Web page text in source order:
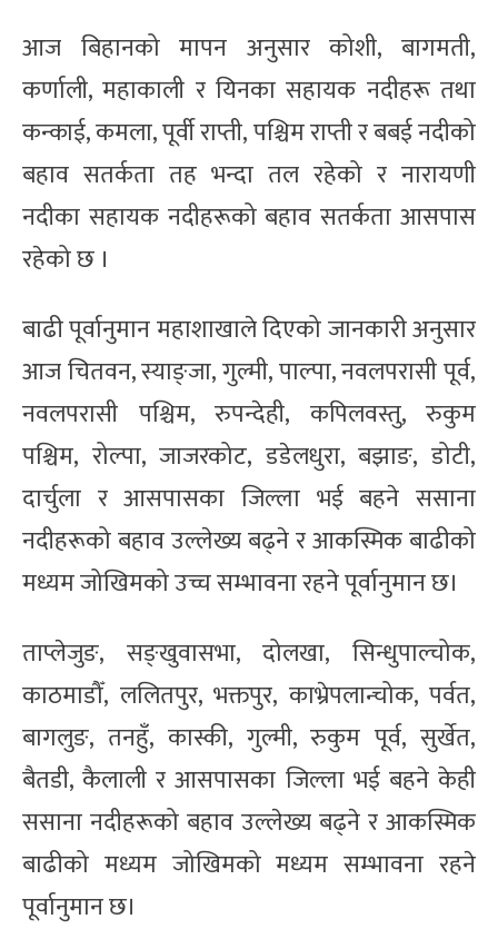
आज बिहानको मापन अनुसार कोशी, बागमती,
कर्णाली, महाकाली र यिनका सहायक नदीहरू तथा
कन्काई, कमला, पूर्वी राप्ती, पश्चिम राप्ती र बबई नदीको
बहाव सतर्कता तह भन्दा तल रहेको र नारायणी
नदीका सहायक नदीहरूको बहाव सतर्कता आसपास
रहेको छ ।
बाढी पूर्वानुमान महाशाखाले दिएको जानकारी अनुसार
आज चितवन, स्याङ्जा, गुल्मी, पाल्पा, नवलपरासी पूर्व,
नवलपरासी पश्चिम, रुपन्देही, कपिलवस्तु, रुकुम
पश्चिम, रोल्पा, जाजरकोट, डडेलधुरा, बझाङ, डोटी,
दार्चुला र आसपासका जिल्ला भई बहने ससाना
नदीहरूको बहाव उल्लेख्य बढ्ने र आकस्मिक बाढीको
मध्यम जोखिमको उच्च सम्भावना रहने पूर्वानुमान छ।
ताप्लेजुङ, सङ्खुवासभा, दोलखा, सिन्धुपाल्चोक,
काठमाडौँ, ललितपुर, भक्तपुर, काभ्रेपलान्चोक, पर्वत,
बागलुङ, तनहुँ, कास्की, गुल्मी, रुकुम पूर्व, सुर्खेत,
बैतडी, कैलाली र आसपासका जिल्ला भई बहने केही
ससाना नदीहरूको बहाव उल्लेख्य बढ्ने र आकस्मिक
बाढीको मध्यम जोखिमको मध्यम सम्भावना रहने
पूर्वानुमान छ।